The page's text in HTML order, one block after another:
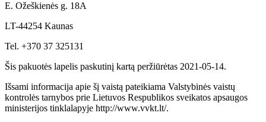
E. Ožeškienės g. 18A
LT-44254 Kaunas
Tel. +370 37 325131
Šis pakuotės lapelis paskutinį kartą peržiūrėtas 2021-05-14.
Išsami informacija apie šį vaistą pateikiama Valstybinės vaistų
kontrolės tarnybos prie Lietuvos Respublikos sveikatos apsaugos
ministerijos tinklalapyje http://www.vvkt.lt/.